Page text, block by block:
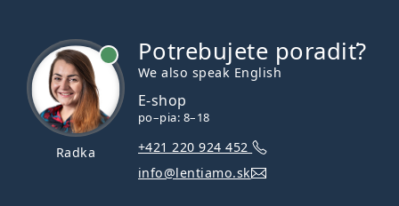
Radka
Potrebujete poradiť?
We also speak English
E-shop
po–pia: 8–18
+421 220 924 452
info@lentiamo.sk